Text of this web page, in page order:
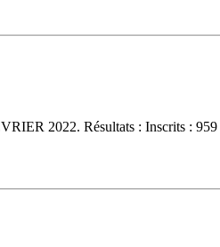
2022. Résultats : Inscrits :